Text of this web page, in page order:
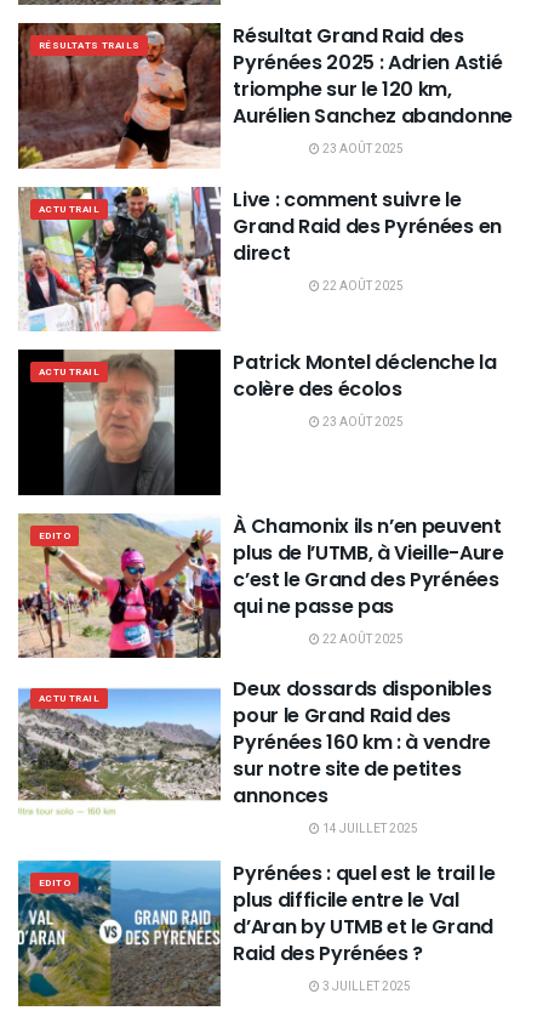
RÉSULTATS TRAILS
Résultat Grand Raid des
Pyrénées 2025 : Adrien Astié
triomphe sur le 120 km,
Aurélien Sanchez abandonne
23 AOÛT 2025
ACTU TRAIL
Live : comment suivre le
Grand Raid des Pyrénées en
direct
22 AOÛT 2025
ACTU TRAIL
Patrick Montel déclenche la
colère des écolos
23 AOÛT 2025
EDITO
À Chamonix ils n’en peuvent
plus de l’UTMB, à Vieille-Aure
c’est le Grand des Pyrénées
qui ne passe pas
22 AOÛT 2025
ACTU TRAIL
Deux dossards disponibles
pour le Grand Raid des
Pyrénées 160 km : à vendre
sur notre site de petites
annonces
14 JUILLET 2025
EDITO
Pyrénées : quel est le trail le
plus difficile entre le Val
d’Aran by UTMB et le Grand
Raid des Pyrénées ?
3 JUILLET 2025